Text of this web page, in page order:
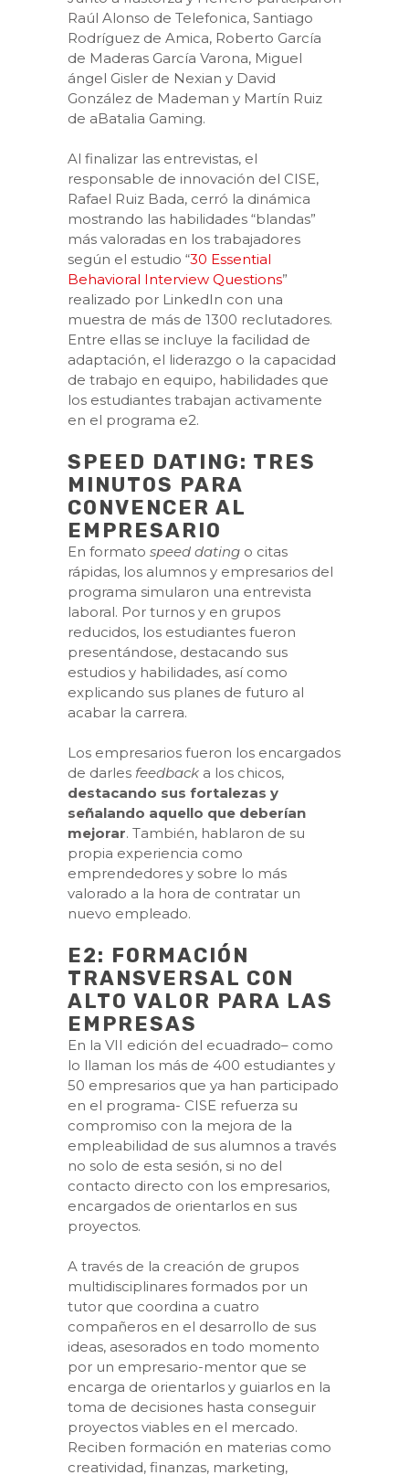
Raúl Alonso de Telefonica, Santiago
Rodríguez de Amica, Roberto García
de Maderas García Varona, Miguel
ángel Gisler de Nexian y David
González de Mademan y Martín Ruiz
de aBatalia Gaming.
Al finalizar las entrevistas, el
responsable de innovación del CISE,
Rafael Ruiz Bada, cerró la dinámica
mostrando las habilidades “blandas”
más valoradas en los trabajadores
según el estudio “30 Essential
Behavioral Interview Questions”
realizado por LinkedIn con una
muestra de más de 1300 reclutadores.
Entre ellas se incluye la facilidad de
adaptación, el liderazgo o la capacidad
de trabajo en equipo, habilidades que
los estudiantes trabajan activamente
en el programa e2.
SPEED DATING: TRES
MINUTOS PARA
CONVENCER AL
EMPRESARIO
En formato speed dating o citas
rápidas, los alumnos y empresarios del
programa simularon una entrevista
laboral. Por turnos y en grupos
reducidos, los estudiantes fueron
presentándose, destacando sus
estudios y habilidades, así como
explicando sus planes de futuro al
acabar la carrera.
Los empresarios fueron los encargados
de darles feedback a los chicos,
destacando sus fortalezas y
señalando aquello que deberían
mejorar. También, hablaron de su
propia experiencia como
emprendedores y sobre lo más
valorado a la hora de contratar un
nuevo empleado.
E2: FORMACIÓN
TRANSVERSAL CON
ALTO VALOR PARA LAS
EMPRESAS
En la VII edición del ecuadrado– como
lo llaman los más de 400 estudiantes y
50 empresarios que ya han participado
en el programa- CISE refuerza su
compromiso con la mejora de la
empleabilidad de sus alumnos a través
no solo de esta sesión, si no del
contacto directo con los empresarios,
encargados de orientarlos en sus
proyectos.
A través de la creación de grupos
multidisciplinares formados por un
tutor que coordina a cuatro
compañeros en el desarrollo de sus
ideas, asesorados en todo momento
por un empresario-mentor que se
encarga de orientarlos y guiarlos en la
toma de decisiones hasta conseguir
proyectos viables en el mercado.
Reciben formación en materias como
creatividad, finanzas, marketing,